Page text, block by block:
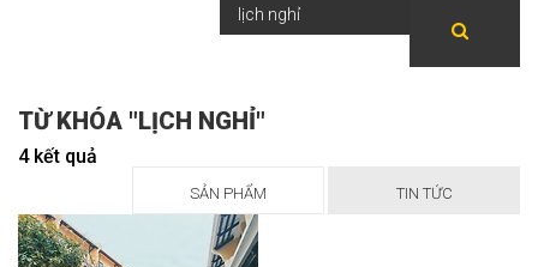
TỪ KHÓA "LỊCH NGHỈ"
4 kết quả
SẢN PHẨM TIN TỨC